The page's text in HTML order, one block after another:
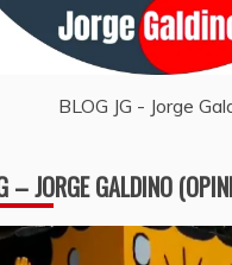
BLOG JG - Jorge
– JORGE GALDINO